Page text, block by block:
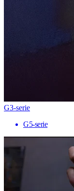
G3-serie
G5-serie